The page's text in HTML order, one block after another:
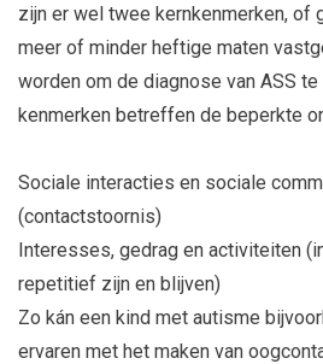
zijn er wel twee kernkenmerken, of
meer of minder heftige maten
worden om de diagnose van ASS
kenmerken betreffen de beperkte
Sociale interacties en sociale
(contactstoornis)
Interesses, gedrag en activiteiten
repetitief zijn en blijven)
Zo kán een kind met autisme
ervaren met het maken van